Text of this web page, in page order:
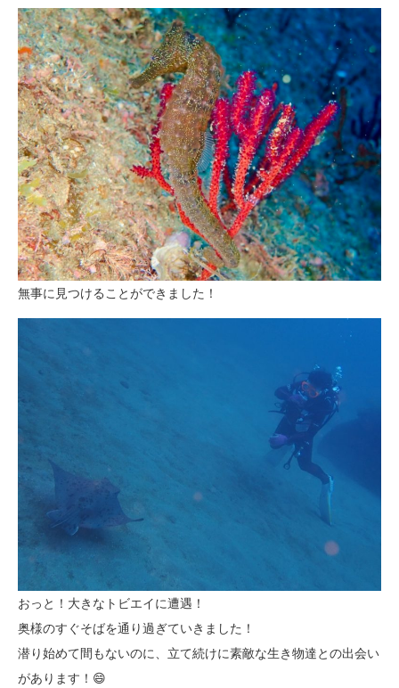
無事に見つけることができました！
おっと！大きなトビエイに遭遇！
奥様のすぐそばを通り過ぎていきました！
潜り始めて間もないのに、立て続けに素敵な生き物達との出会い
があります！😄